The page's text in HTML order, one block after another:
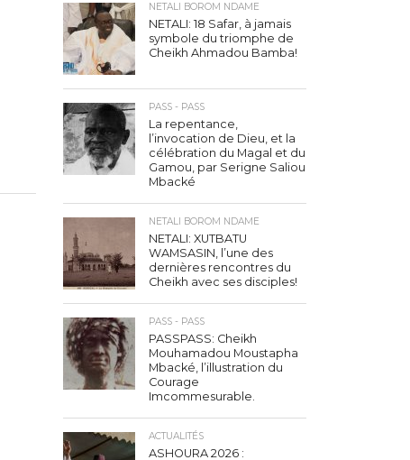
NETALI BOROM NDAME
NETALI: 18 Safar, à jamais
symbole du triomphe de
Cheikh Ahmadou Bamba!
PASS - PASS
La repentance,
l’invocation de Dieu, et la
célébration du Magal et du
Gamou, par Serigne Saliou
Mbacké
NETALI BOROM NDAME
NETALI: XUTBATU
WAMSASIN, l’une des
dernières rencontres du
Cheikh avec ses disciples!
PASS - PASS
PASSPASS: Cheikh
Mouhamadou Moustapha
Mbacké, l’illustration du
Courage
Imcommesurable.
ACTUALITÉS
ASHOURA 2026 :